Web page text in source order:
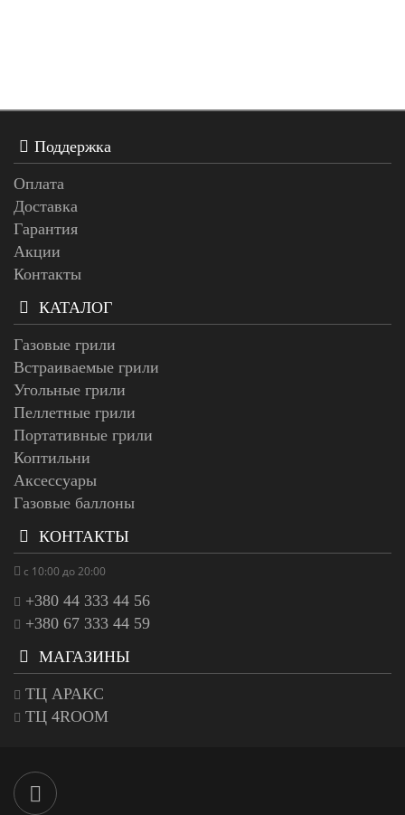
Поддержка
Оплата
Доставка
Гарантия
Акции
Контакты
КАТАЛОГ
Газовые грили
Встраиваемые грили
Угольные грили
Пеллетные грили
Портативные грили
Коптильни
Аксессуары
Газовые баллоны
КОНТАКТЫ
с 10:00 до 20:00
+380 44 333 44 56
+380 67 333 44 59
МАГАЗИНЫ
ТЦ АРАКС
ТЦ 4ROOM